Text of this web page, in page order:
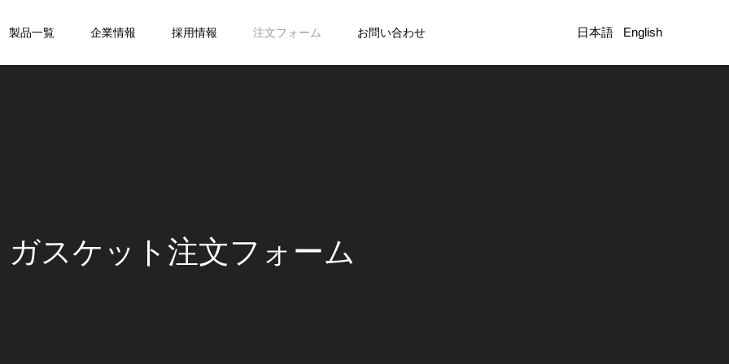
製品一覧 企業情報 採用情報 注文フォーム お問い合わせ 日本語 English
ガスケット注文フォーム